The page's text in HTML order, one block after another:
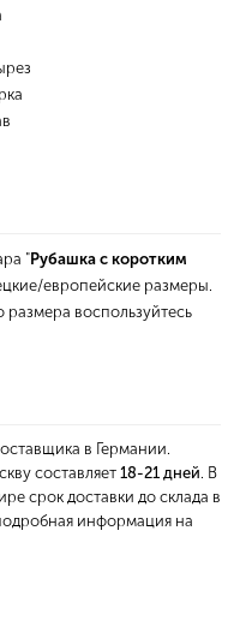
"Рубашка с коротким
европейские размеры.
воспользуйтесь
в Германии.
составляет18-21 дней. В
срок доставки до склада в
информация на